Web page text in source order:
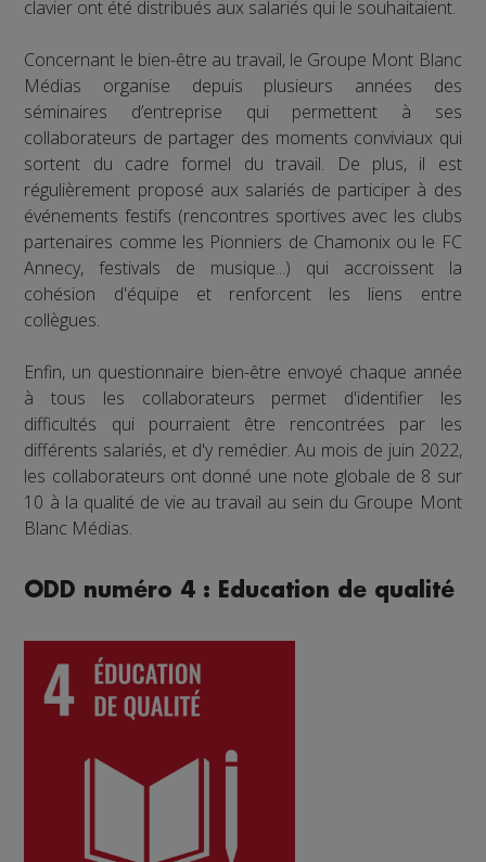
clavier ont été distribués aux salariés qui le souhaitaient.
Concernant le bien-être au travail, le Groupe Mont Blanc
Médias organise depuis plusieurs années des
séminaires d’entreprise qui permettent à ses
collaborateurs de partager des moments conviviaux qui
sortent du cadre formel du travail. De plus, il est
régulièrement proposé aux salariés de participer à des
événements festifs (rencontres sportives avec les clubs
partenaires comme les Pionniers de Chamonix ou le FC
Annecy, festivals de musique...) qui accroissent la
cohésion d'équipe et renforcent les liens entre
collègues.
Enfin, un questionnaire bien-être envoyé chaque année
à tous les collaborateurs permet d'identifier les
difficultés qui pourraient être rencontrées par les
différents salariés, et d'y remédier. Au mois de juin 2022,
les collaborateurs ont donné une note globale de 8 sur
10 à la qualité de vie au travail au sein du Groupe Mont
Blanc Médias.
ODD numéro 4 : Education de qualité